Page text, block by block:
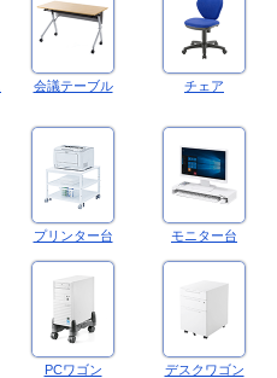
会議テーブル チェア
プリンター台 モニター台
PCワゴン デスクワゴン